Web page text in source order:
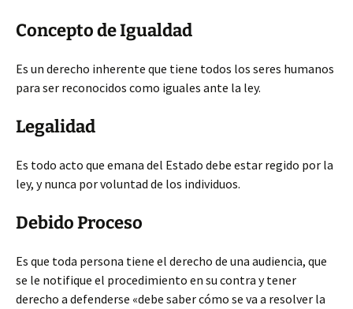
Concepto de Igualdad
Es un derecho inherente que tiene todos los seres humanos
para ser reconocidos como iguales ante la ley.
Legalidad
Es todo acto que emana del Estado debe estar regido por la
ley, y nunca por voluntad de los individuos.
Debido Proceso
Es que toda persona tiene el derecho de una audiencia, que
se le notifique el procedimiento en su contra y tener
derecho a defenderse «debe saber cómo se va a resolver la